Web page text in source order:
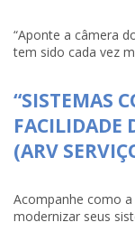
“Aponte a câmera
tem sido cada vez
“SISTEMAS
FACILIDADE
(ARV
Acompanhe como a
modernizar seus